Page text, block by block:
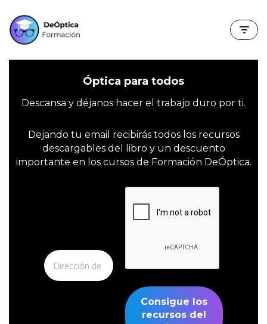
Saltar
al
contenido
Óptica para todos
Descansa y déjanos hacer el trabajo duro por ti.
Dejando tu email recibirás todos los recursos
descargables del libro y un descuento
importante en los cursos de Formación DeÓptica.